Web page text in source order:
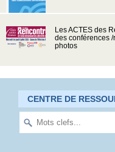
Les ACTES des
des conférences
photos
CENTRE DE